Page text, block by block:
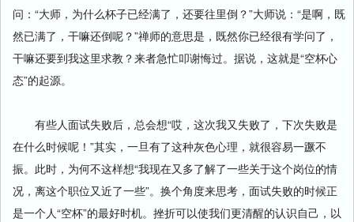
问：“大师，为什么杯子已经满了，还要往里倒？”大师说：“是啊，既
然已满了，干嘛还倒呢？”禅师的意思是，既然你已经很有学问了，
干嘛还要到我这里求教？来者急忙叩谢悔过。据说，这就是“空杯心
态”的起源。
有些人面试失败后，总会想“哎，这次我又失败了，下次失败是
在什么时候呢！”其实，一旦有了这种灰色心理，就很容易一蹶不
振。此时，为何不这样想“我现在又多了解了一些关于这个岗位的情
况，离这个职位又近了一些”。换个角度来思考，面试失败的时候正
是一个人“空杯”的最好时机。挫折可以使我们更清醒的认识自己，以